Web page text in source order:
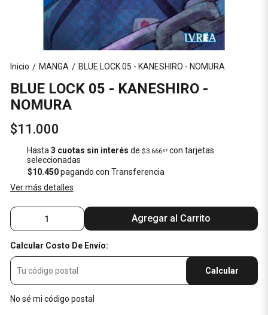
Inicio / MANGA / BLUE LOCK 05 - KANESHIRO - NOMURA
BLUE LOCK 05 - KANESHIRO -
NOMURA
$11.000
Hasta 3 cuotas sin interés de $3.66667con tarjetas
seleccionadas
$10.450pagando con Transferencia
Ver más detalles
Agregar al Carrito
Calcular Costo De Envío:
Calcular
No sé mi código postal